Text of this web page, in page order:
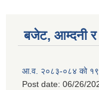
बजेट, आम्दनी र
आ.व. २०८३-०८४ को १९
Post date: 06/26/